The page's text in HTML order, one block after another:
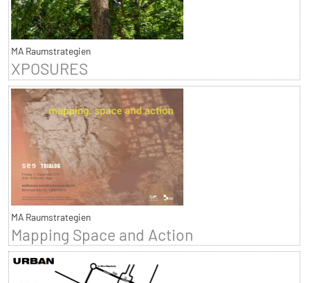
MA Raumstrategien
XPOSURES
MA Raumstrategien
Mapping Space and Action